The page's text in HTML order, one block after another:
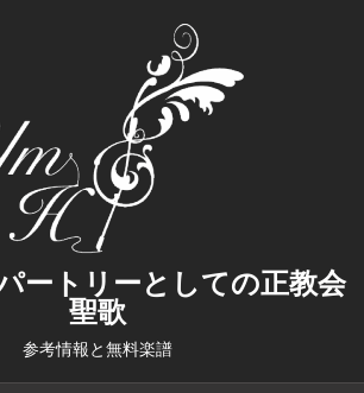
ートリーとしての正教会
聖歌
参考情報と無料楽譜